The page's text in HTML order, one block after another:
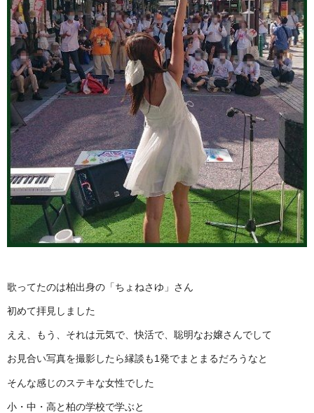
歌ってたのは柏出身の「ちょねさゆ」さん
初めて拝見しました
ええ、もう、それは元気で、快活で、聡明なお嬢さんでして
お見合い写真を撮影したら縁談も1発でまとまるだろうなと
そんな感じのステキな女性でした
小・中・高と柏の学校で学ぶと